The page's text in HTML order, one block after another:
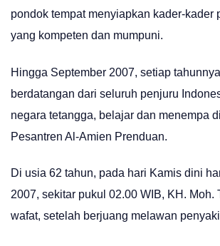
pondok tempat menyiapkan kader-kader
yang kompeten dan mumpuni.
Hingga September 2007, setiap
berdatangan dari seluruh penjuru
negara tetangga, belajar dan menempa
Pesantren Al-Amien Prenduan.
Di usia 62 tahun, pada hari Kamis dini
2007, sekitar pukul 02.00 WIB, KH. Moh.
wafat, setelah berjuang melawan